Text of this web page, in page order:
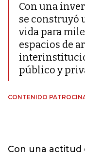
Con una
se construyó
vida para
espacios de
público y
CONTENIDO
Con una actitud